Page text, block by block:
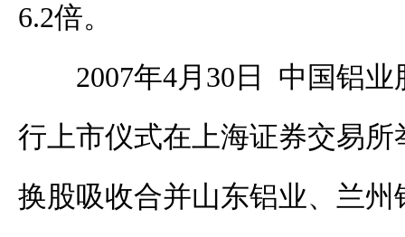
6.2倍。
2007年4月30日 中国铝
行上市仪式在上海证券交易
换股吸收合并山东铝业、兰